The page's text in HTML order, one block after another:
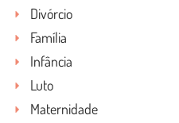
Divórcio
Família
Infância
Luto
Maternidade